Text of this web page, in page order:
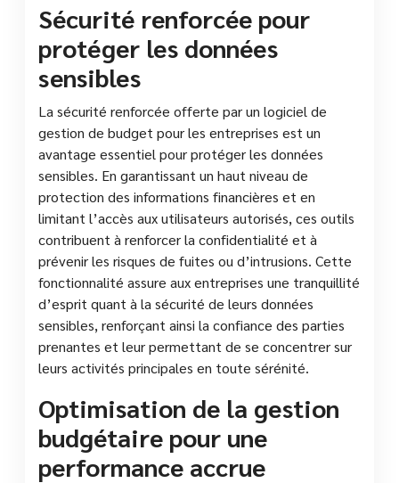
Sécurité renforcée pour
protéger les données
sensibles
La sécurité renforcée offerte par un logiciel de
gestion de budget pour les entreprises est un
avantage essentiel pour protéger les données
sensibles. En garantissant un haut niveau de
protection des informations financières et en
limitant l’accès aux utilisateurs autorisés, ces outils
contribuent à renforcer la confidentialité et à
prévenir les risques de fuites ou d’intrusions. Cette
fonctionnalité assure aux entreprises une tranquillité
d’esprit quant à la sécurité de leurs données
sensibles, renforçant ainsi la confiance des parties
prenantes et leur permettant de se concentrer sur
leurs activités principales en toute sérénité.
Optimisation de la gestion
budgétaire pour une
performance accrue